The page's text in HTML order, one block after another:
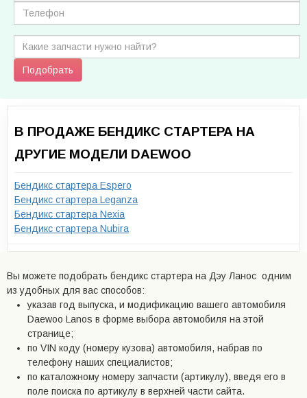
Подобрать
В ПРОДАЖЕ БЕНДИКС СТАРТЕРА НА
ДРУГИЕ МОДЕЛИ DAEWOO
Бендикс стартера Espero
Бендикс стартера Leganza
Бендикс стартера Nexia
Бендикс стартера Nubira
Вы можете подобрать бендикс стартера на Дэу Ланос одним
из удобных для вас способов:
указав год выпуска, и модификацию вашего автомобиля
Daewoo Lanos в форме выбора автомобиля на этой
странице;
по VIN коду (номеру кузова) автомобиля, набрав по
телефону наших специалистов;
по каталожному номеру запчасти (артикулу), введя его в
поле поиска по артикулу в верхней части сайта.